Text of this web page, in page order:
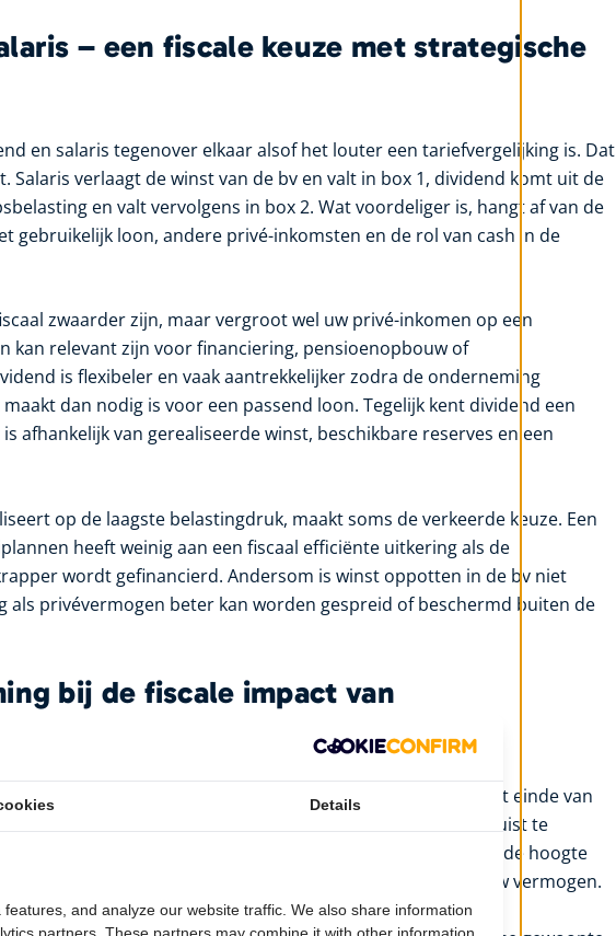
– een fiscale keuze met strategische
en salaris tegenover elkaar alsof het louter een tariefvergelijking is. Dat
Salaris verlaagt de winst van de bv en valt in box 1, dividend komt uit de
en valt vervolgens in box 2. Wat voordeliger is, hangt af van de
gebruikelijk loon, andere privé-inkomsten en de rol van cash in de
zwaarder zijn, maar vergroot wel uw privé-inkomen op een
kan relevant zijn voor financiering, pensioenopbouw of
is flexibeler en vaak aantrekkelijker zodra de onderneming
dan nodig is voor een passend loon. Tegelijk kent dividend een
afhankelijk van gerealiseerde winst, beschikbare reserves en een
op de laagste belastingdruk, maakt soms de verkeerde keuze. Een
heeft weinig aan een fiscaal efficiënte uitkering als de
wordt gefinancierd. Andersom is winst oppotten in de bv niet
als privévermogen beter kan worden gespreid of beschermd buiten de
bij de fiscale impact van
tussen redelijk en kostbaar. Een dividenduitkering aan het einde van
lijken, maar soms is het fiscaal of financieel gunstiger om juist te
te halen. Dat hangt samen met verwachte tariefswijzigingen, de hoogte
jaar, voorgenomen investeringen en de samenstelling van uw vermogen.
Details
and analyze our website traffic. We also share information
partners. These partners may combine it with other information